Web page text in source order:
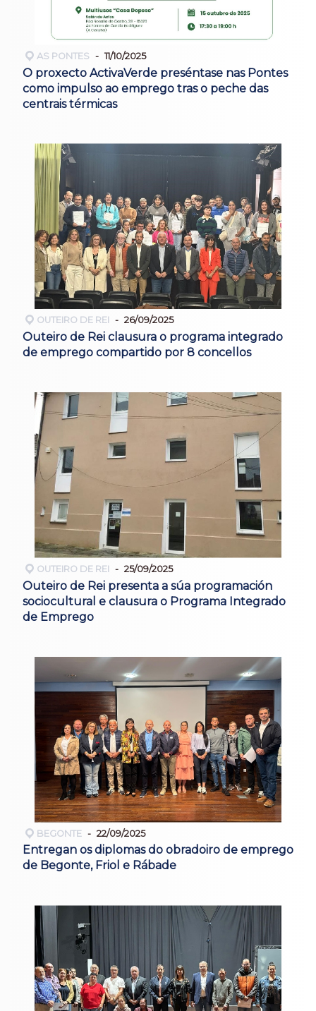
AS PONTES 11/10/2025
O proxecto ActivaVerde preséntase nas Pontes
como impulso ao emprego tras o peche das
centrais térmicas
OUTEIRO DE REI 26/09/2025
Outeiro de Rei clausura o programa integrado
de emprego compartido por 8 concellos
OUTEIRO DE REI 25/09/2025
Outeiro de Rei presenta a súa programación
sociocultural e clausura o Programa Integrado
de Emprego
BEGONTE 22/09/2025
Entregan os diplomas do obradoiro de emprego
de Begonte, Friol e Rábade